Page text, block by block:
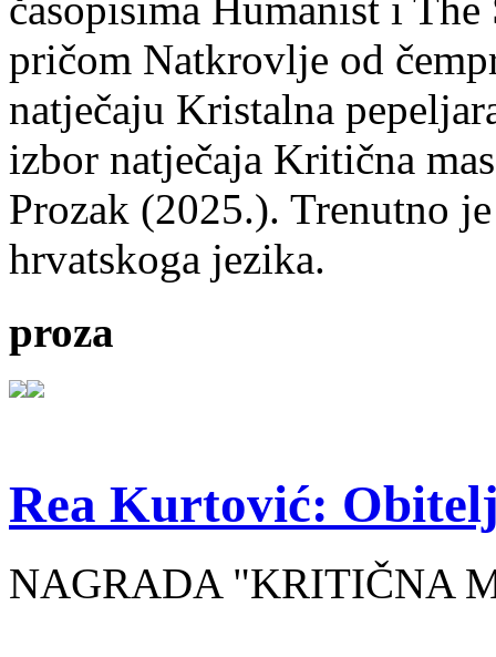
pričom Natkrovlje od
natječaju Kristalna
izbor natječaja Kritična
Prozak (2025.). Trenutno
hrvatskoga jezika.
proza
Rea Kurtović:
NAGRADA "KRITIČNA